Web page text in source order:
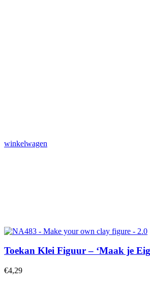
winkelwagen
Toekan Klei Figuur – ‘Maak je
€4,29